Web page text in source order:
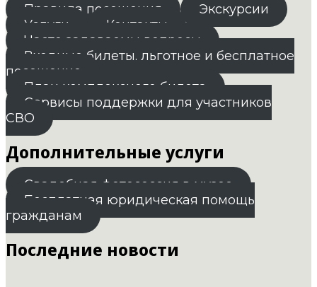
Правила посещения
Экскурсии
Услуги
Контакты
Часто задаваемы вопросы
Входные билеты. льготное и бесплатное
посещение
План комплексного билета
Сервисы поддержки для участников
СВО
Дополнительные услуги
Свадебная фотосессия в музее
Бесплатная юридическая помощь
гражданам
Последние новости